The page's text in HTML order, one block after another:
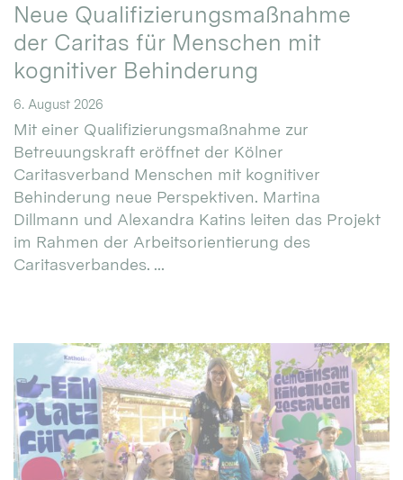
Neue Qualifizierungsmaßnahme
der Caritas für Menschen mit
kognitiver Behinderung
6. August 2026
Mit einer Qualifizierungsmaßnahme zur
Betreuungskraft eröffnet der Kölner
Caritasverband Menschen mit kognitiver
Behinderung neue Perspektiven. Martina
Dillmann und Alexandra Katins leiten das Projekt
im Rahmen der Arbeitsorientierung des
Caritasverbandes. ...